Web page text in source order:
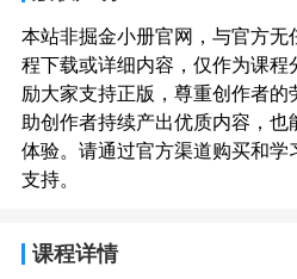
本站非掘金小册官网，与官方
程下载或详细内容，仅作为课
励大家支持正版，尊重创作者
助创作者持续产出优质内容，也
体验。请通过官方渠道购买和
支持。
课程详情